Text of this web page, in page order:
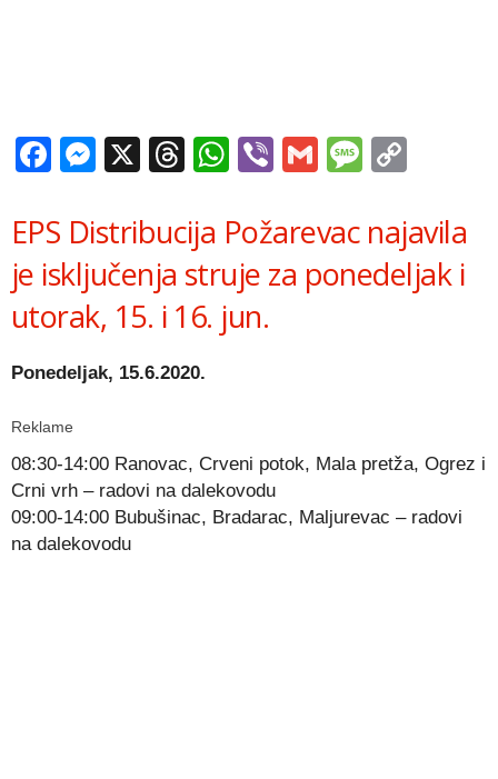
Facebook
Messenger
X Threads
WhatsApp
ViberGmail
EPS Distribucija Požarevac najavila
je isključenja struje za ponedeljak i
utorak, 15. i 16. jun.
Ponedeljak, 15.6.2020.
Reklame
08:30-14:00 Ranovac, Crveni potok, Mala pretža, Ogrez i
Crni vrh – radovi na dalekovodu
09:00-14:00 Bubušinac, Bradarac, Maljurevac – radovi
na dalekovodu